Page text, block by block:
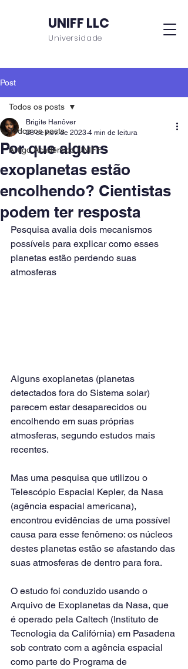
UNIFF LLC
Universidade
Post
Todos os posts
Artigo Acadêmico UNIFF
Todos os posts
Por que alguns
exoplanetas estão
encolhendo? Cientistas
podem ter resposta
Brigite Hanôver
28 de nov. de 2023 4 min de leitura
Pesquisa avalia dois mecanismos
possíveis para explicar como esses
planetas estão perdendo suas
atmosferas
Alguns exoplanetas (planetas
detectados fora do Sistema solar)
parecem estar desaparecidos ou
encolhendo em suas próprias
atmosferas, segundo estudos mais
recentes.
Mas uma pesquisa que utilizou o
Telescópio Espacial Kepler, da Nasa
(agência espacial americana),
encontrou evidências de uma possível
causa para esse fenômeno: os núcleos
destes planetas estão se afastando das
suas atmosferas de dentro para fora.
O estudo foi conduzido usando o
Arquivo de Exoplanetas da Nasa, que
é operado pela Caltech (Instituto de
Tecnologia da Califórnia) em Pasadena
sob contrato com a agência espacial
como parte do Programa de